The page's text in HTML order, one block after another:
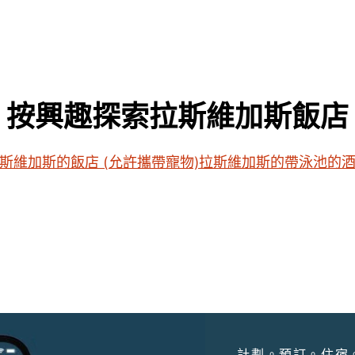
按興趣探索拉斯維加斯飯店
維加斯的飯店 (允許攜帶寵物)拉斯維加斯的帶泳池的